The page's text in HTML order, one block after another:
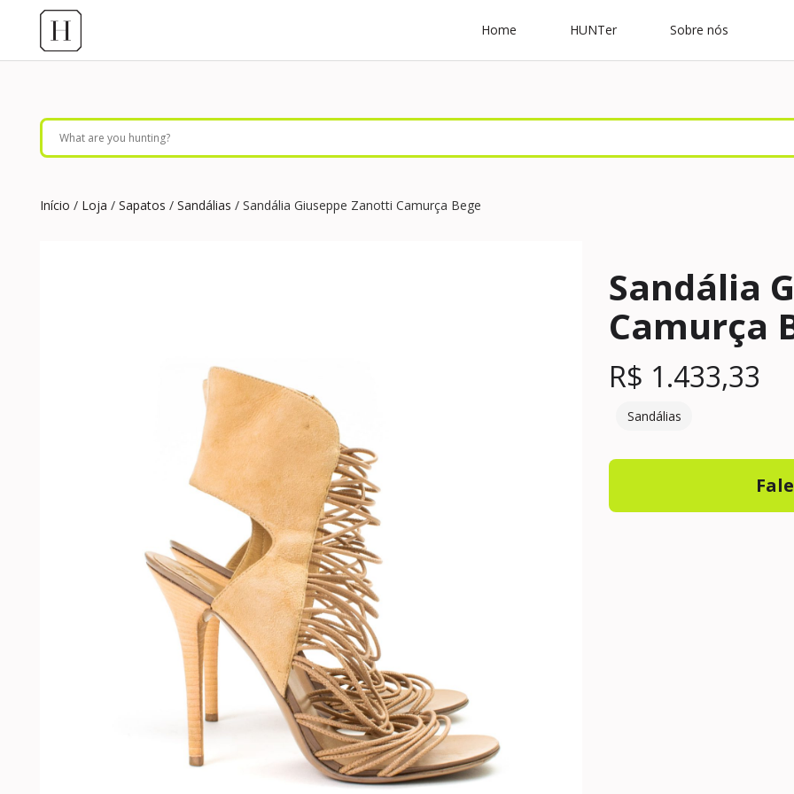
Home HUNTer Sobre nós
Início / Loja / Sapatos / Sandálias / Sandália Giuseppe Zanotti Camurça Bege
Sandália
Camurça
R$ 1.433,33
Sandálias